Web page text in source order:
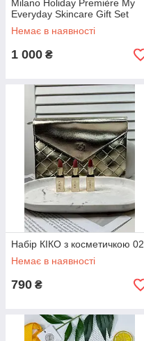
Milano Holiday Première My
Everyday Skincare Gift Set
Немає в наявності
1 000 ₴
Набір КІКО з косметичкою 02
Немає в наявності
790 ₴